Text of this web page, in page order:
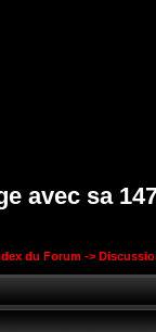
avec sa
du Forum ->